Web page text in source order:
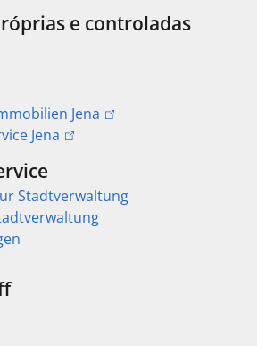
e controladas
Jena
Jena
Stadtverwaltung